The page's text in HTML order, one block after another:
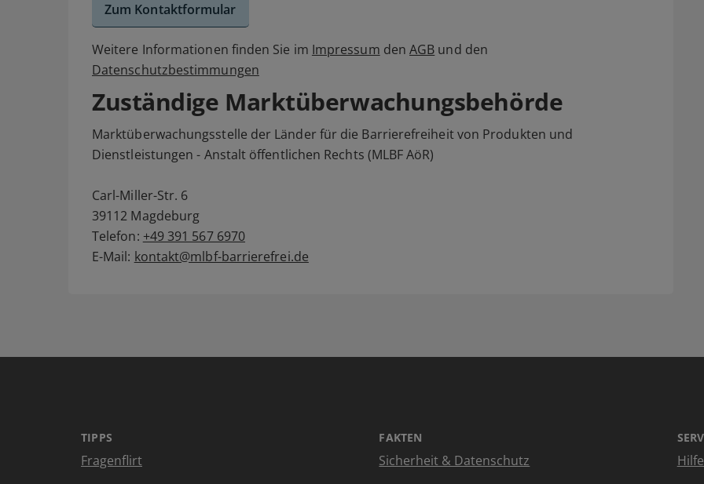
Zum Kontaktformular
Weitere Informationen finden Sie im Impressum denAGB und den
Datenschutzbestimmungen
Zuständige Marktüberwachungsbehörde
Marktüberwachungsstelle der Länder für die Barrierefreiheit von Produkten und
Dienstleistungen - Anstalt öffentlichen Rechts (MLBF AöR)
Carl-Miller-Str. 6
39112 Magdeburg
Telefon: +49 391 567 6970
E-Mail: kontakt@mlbf-barrierefrei.de
TIPPS
Fragenflirt
FAKTEN
Sicherheit & Datenschutz